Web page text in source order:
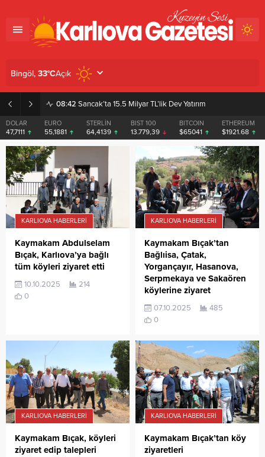
08:42 Sancak’ta 15.5 Milyar TL’lik Dev Yatırım
DOLAR
47,7111
EURO
55,1881
STERLİN
64,4139
BIST 100
13.779,39
BITCOIN
$65041
ETHEREUM
$1921.68
Bingöl, 33°CAçık
KARLIOVA HABERLERI
Kaymakam Abdulselam
Bıçak, Karlıova’ya bağlı
tüm köyleri ziyaret etti
10.10.2025
214
0
KARLIOVA HABERLERI
Kaymakam Bıçak’tan
Bağlıisa, Çatak,
Yorgançayır, Hasanova,
Serpmekaya ve Sakaören
köylerine ziyaret
07.10.2025
485
0
KARLIOVA HABERLERI
Kaymakam Bıçak, köyleri
ziyaret edip talepleri
KARLIOVA HABERLERI
Kaymakam Bıçak’tan köy
ziyaretleri